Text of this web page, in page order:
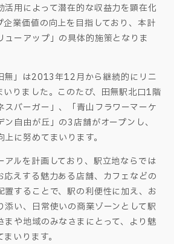
活用によって潜在的な収益力を顕在化
企業価値の向上を目指しており、本計
ューアップ」の具体的施策となりま
無」は2013年12月から継続的にリニ
いりました。このたび、田無駅北口1階
スバーガー」、「青山フラワーマーケ
自由が丘」の3店舗がオープンし、
に努めてまいります。
アルを計画しており、駅立地ならでは
応えする魅力ある店舗、カフェなどの
置することで、駅の利便性に加え、お
添い、日常使いの商業ゾーンとして駅
まや地域のみなさまにとって、より魅
いります。